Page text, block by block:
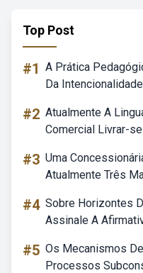
Top Post
#1 A Prática
Da
#2 Atualmente A
Comercial Livrar-
#3 Uma
Atualmente Três
#4 Sobre Horizontes
Assinale A
#5 Os Mecanismos
Processos